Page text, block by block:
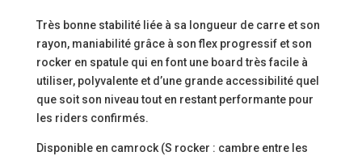
Très bonne stabilité liée à sa longueur de carre et son
rayon, maniabilité grâce à son flex progressif et son
rocker en spatule qui en font une board très facile à
utiliser, polyvalente et d’une grande accessibilité quel
que soit son niveau tout en restant performante pour
les riders confirmés.
Disponible en camrock (S rocker : cambre entre les